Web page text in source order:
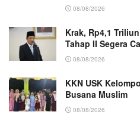
08/08/2026
Krak, Rp4,1
Tahap II Segera
08/08/2026
KKN USK
Busana Muslim
08/08/2026